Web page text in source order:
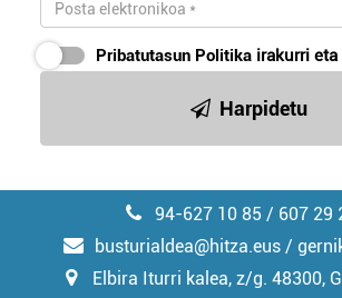
Pribatutasun Politika irakurri
Harpidetu
94-627 10 85 / 607 29
busturialdea@hitza.eus /
Elbira Iturri kalea, z/g. 48300,